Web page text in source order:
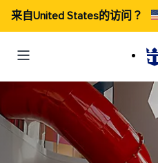
来自United States的访问？